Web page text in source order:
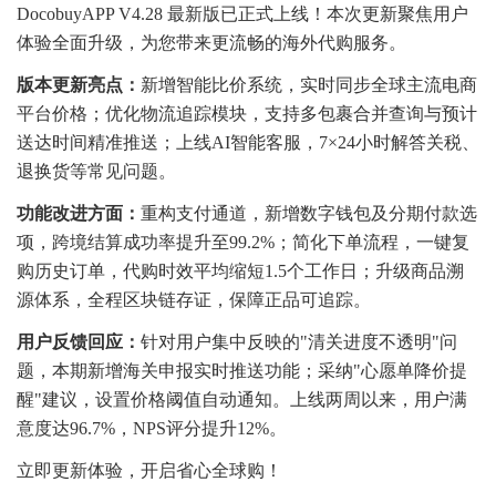
DocobuyAPP V4.28 最新版已正式上线！本次更新聚焦用户
体验全面升级，为您带来更流畅的海外代购服务。
版本更新亮点： 新增智能比价系统，实时同步全球主流电商
平台价格；优化物流追踪模块，支持多包裹合并查询与预计
送达时间精准推送；上线AI智能客服，7×24小时解答关税、
退换货等常见问题。
功能改进方面： 重构支付通道，新增数字钱包及分期付款选
项，跨境结算成功率提升至99.2%；简化下单流程，一键复
购历史订单，代购时效平均缩短1.5个工作日；升级商品溯
源体系，全程区块链存证，保障正品可追踪。
用户反馈回应： 针对用户集中反映的"清关进度不透明"问
题，本期新增海关申报实时推送功能；采纳"心愿单降价提
醒"建议，设置价格阈值自动通知。上线两周以来，用户满
意度达96.7%，NPS评分提升12%。
立即更新体验，开启省心全球购！